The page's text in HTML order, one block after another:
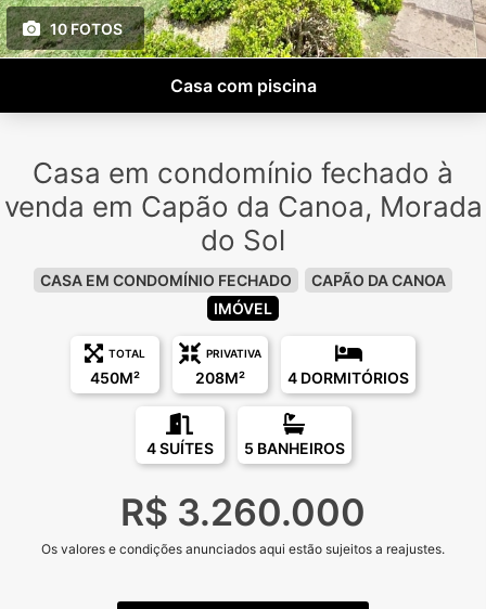
10 FOTOS
Casa com piscina
Casa em condomínio fechado à
venda em Capão da Canoa, Morada
do Sol
CASA EM CONDOMÍNIO FECHADO
CAPÃO DA CANOA
IMÓVEL
TOTAL
450M²
PRIVATIVA
208M² 4 DORMITÓRIOS
4 SUÍTES 5 BANHEIROS
R$ 3.260.000
Os valores e condições anunciados aqui estão sujeitos a reajustes.